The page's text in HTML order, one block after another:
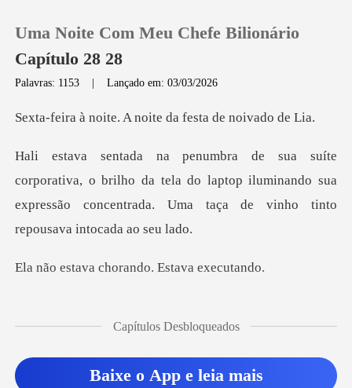
Loja
Histórico
Uma Noite Com Meu Chefe Bilionário
Capítulo 28 28
Palavras: 1153 |Lançado em: 03/03/2026
e. A noite da fest
brilho da tela do laptop iluminando sua
expressão concentr
chorando. Est
Capítulos Desbloqueados
Baixe o App e leia mais